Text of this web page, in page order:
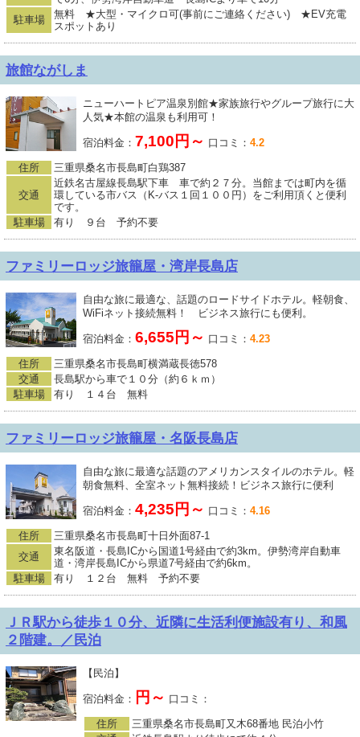
駐車場
無料 ★大型・マイクロ可(事前にご連絡ください) ★EV充電
スポットあり
旅館ながしま
ニューハートピア温泉別館★家族旅行やグループ旅行に大
人気★本館の温泉も利用可！
宿泊料金： 7,100円～ 口コミ： 4.2
住所 三重県桑名市長島町白鶏387
交通
近鉄名古屋線長島駅下車 車で約２７分。当館までは町内を循
環している市バス（K-バス１回１００円）をご利用頂くと便利
です。
駐車場
有り ９台 予約不要
ファミリーロッジ旅籠屋・湾岸長島店
自由な旅に最適な、話題のロードサイドホテル。軽朝食、
WiFiネット接続無料！ ビジネス旅行にも便利。
宿泊料金： 6,655円～ 口コミ： 4.23
住所
三重県桑名市長島町横満蔵長徳578
交通
長島駅から車で１０分（約６ｋｍ）
駐車場
有り １４台 無料
ファミリーロッジ旅籠屋・名阪長島店
自由な旅に最適な話題のアメリカンスタイルのホテル。軽
朝食無料、全室ネット無料接続！ビジネス旅行に便利
宿泊料金： 4,235円～ 口コミ： 4.16
住所
三重県桑名市長島町十日外面87-1
交通
東名阪道・長島ICから国道1号経由で約3km。伊勢湾岸自動車
道・湾岸長島ICから県道7号経由で約6km。
駐車場
有り １２台 無料 予約不要
ＪＲ駅から徒歩１０分、近隣に生活利便施設有り、和風
２階建。／民泊
【民泊】
宿泊料金： 円～ 口コミ：
住所
三重県桑名市長島町又木68番地 民泊小竹